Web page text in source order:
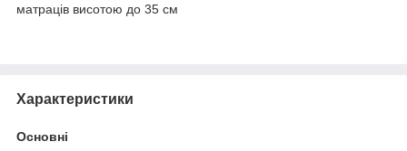
матраців висотою до 35 см
Характеристики
Основні